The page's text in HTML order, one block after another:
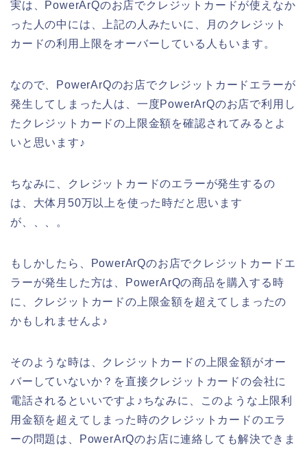
実は、PowerArQのお店でクレジットカードが使えなか
った人の中には、上記の人みたいに、月のクレジット
カードの利用上限をオーバーしている人もいます。
なので、PowerArQのお店でクレジットカードエラーが
発生してしまった人は、一度PowerArQのお店で利用し
たクレジットカードの上限金額を確認されてみるとよ
いと思います♪
ちなみに、クレジットカードのエラーが発生するの
は、大体月50万以上を使った時だと思います
が、、、。
もしかしたら、PowerArQのお店でクレジットカードエ
ラーが発生した方は、PowerArQの商品を購入する時
に、クレジットカードの上限金額を超えてしまったの
かもしれませんよ♪
そのような時は、クレジットカードの上限金額がオー
バーしていないか？を直接クレジットカードの会社に
電話されるといいですよ♪ちなみに、このような上限利
用金額を超えてしまった時のクレジットカードのエラ
ーの問題は、PowerArQのお店に連絡しても解決できま